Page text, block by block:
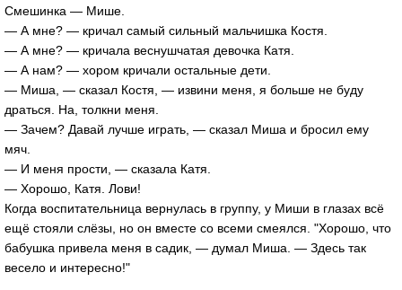
Смешинка — Мише.
— А мне? — кричал самый сильный мальчишка Костя.
— А мне? — кричала веснушчатая девочка Катя.
— А нам? — хором кричали остальные дети.
— Миша, — сказал Костя, — извини меня, я больше не буду
драться. На, толкни меня.
— Зачем? Давай лучше играть, — сказал Миша и бросил ему
мяч.
— И меня прости, — сказала Катя.
— Хорошо, Катя. Лови!
Когда воспитательница вернулась в группу, у Миши в глазах всё
ещё стояли слёзы, но он вместе со всеми смеялся. "Хорошо, что
бабушка привела меня в садик, — думал Миша. — Здесь так
весело и интересно!"